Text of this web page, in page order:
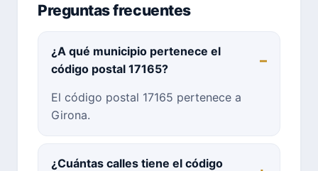
Preguntas frecuentes
¿A qué municipio pertenece el
código postal 17165?
El código postal 17165 pertenece a
Girona.
¿Cuántas calles tiene el código